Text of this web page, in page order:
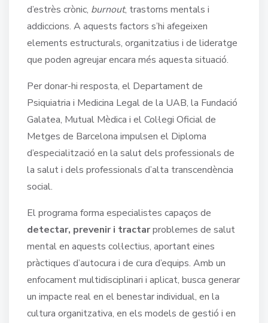
d’estrès crònic, burnout, trastorns mentals i
addiccions. A aquests factors s’hi afegeixen
elements estructurals, organitzatius i de lideratge
que poden agreujar encara més aquesta situació.
Per donar-hi resposta, el Departament de
Psiquiatria i Medicina Legal de la UAB, la Fundació
Galatea, Mutual Mèdica i el Col·legi Oficial de
Metges de Barcelona impulsen el Diploma
d’especialització en la salut dels professionals de
la salut i dels professionals d’alta transcendència
social.
El programa forma especialistes capaços de
detectar, prevenir i tractarproblemes de salut
mental en aquests col·lectius, aportant eines
pràctiques d’autocura i de cura d’equips. Amb un
enfocament multidisciplinari i aplicat, busca generar
un impacte real en el benestar individual, en la
cultura organitzativa, en els models de gestió i en